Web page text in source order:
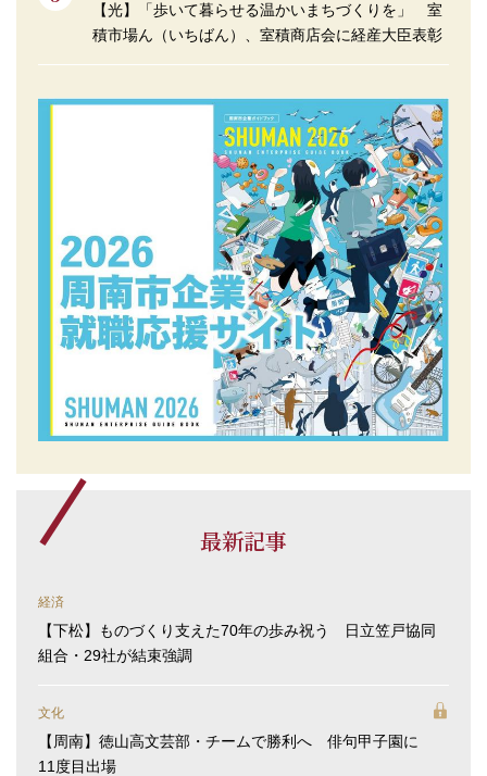
【光】「歩いて暮らせる温かいまちづくりを」 室
積市場ん（いちばん）、室積商店会に経産大臣表彰
最新記事
経済
【下松】ものづくり支えた70年の歩み祝う 日立笠戸協同
組合・29社が結束強調
文化
【周南】徳山高文芸部・チームで勝利へ 俳句甲子園に
11度目出場